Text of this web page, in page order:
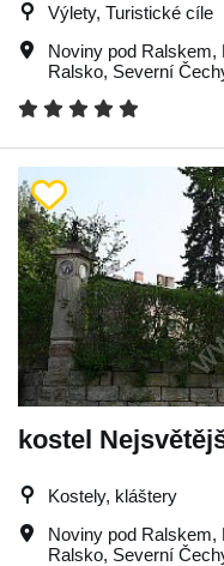
Výlety, Turistické cíle
Noviny pod Ralskem,
Ralsko, Severní
kostel
Kostely, kláštery
Noviny pod Ralskem,
Ralsko, Severní